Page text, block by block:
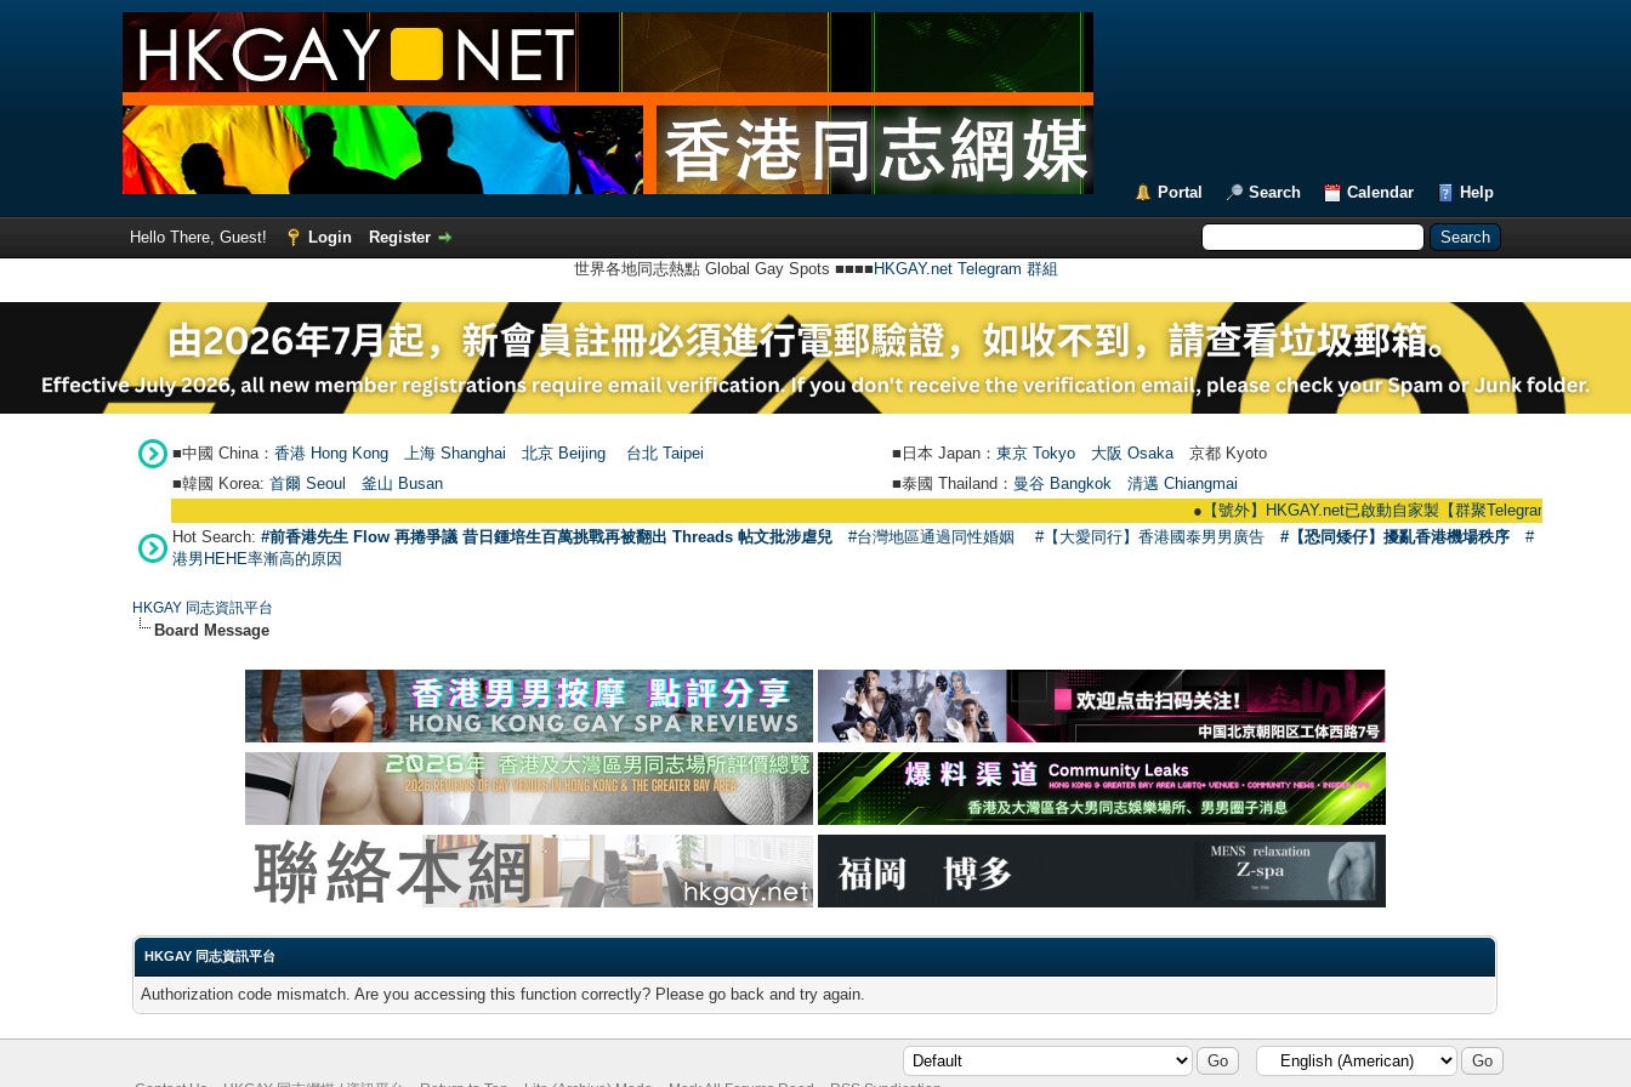
Portal Search Calendar Help
Hello There, Guest! Login
Register
世界各地同志熱點 Global Gay Spots ■■■■ HKGAY.net Telegram 群組
■中國 China： 香港 Hong Kong 上海 Shanghai 北京 Beijing 台北 Taipei ■日本 Japan： 東京 Tokyo 大阪 Osaka 京都 Kyoto
■韓國 Korea: 首爾 Seou 釜山 Busan ■泰國 Thailand： 曼谷 Bangkok
清邁 Chiangmai
【號外】HKGAY.net已啟動自家製【群聚Telegram群組】
Hot Search: #前香港先生 Flow 再捲爭議 昔日鍾培生百萬挑戰再被翻出 Threads 帖文批涉虐兒 #台灣地區通過同性婚姻 #【大愛同行】香港國泰男男廣告 #【恐同矮仔】擾亂香港機場秩序
#
港男HEHE率漸高的原因
HKGAY 同志資訊平台
Board Message
HKGAY 同志資訊平台
Authorization code mismatch. Are you accessing this function correctly? Please go back and try again.